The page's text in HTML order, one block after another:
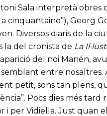
Sala interpretà obres
cinquantaine”), Georg
Diversos diaris de la
la del cronista de La
del noi Manén,
entre
petit, sons tan plens,
Pocs dies més
i per Vidiella. Just quan